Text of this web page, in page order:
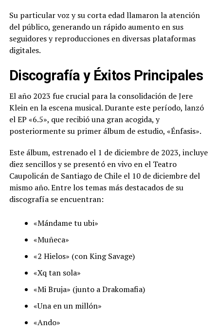
Su particular voz y su corta edad llamaron la atención
del público, generando un rápido aumento en sus
seguidores y reproducciones en diversas plataformas
digitales.
Discografía y Éxitos Principales
El año 2023 fue crucial para la consolidación de Jere
Klein en la escena musical. Durante este período, lanzó
el EP «6.5», que recibió una gran acogida, y
posteriormente su primer álbum de estudio, «Énfasis».
Este álbum, estrenado el 1 de diciembre de 2023, incluye
diez sencillos y se presentó en vivo en el Teatro
Caupolicán de Santiago de Chile el 10 de diciembre del
mismo año. Entre los temas más destacados de su
discografía se encuentran:
«Mándame tu ubi»
«Muñeca»
«2 Hielos» (con King Savage)
«Xq tan sola»
«Mi Bruja» (junto a Drakomafia)
«Una en un millón»
«Ando»